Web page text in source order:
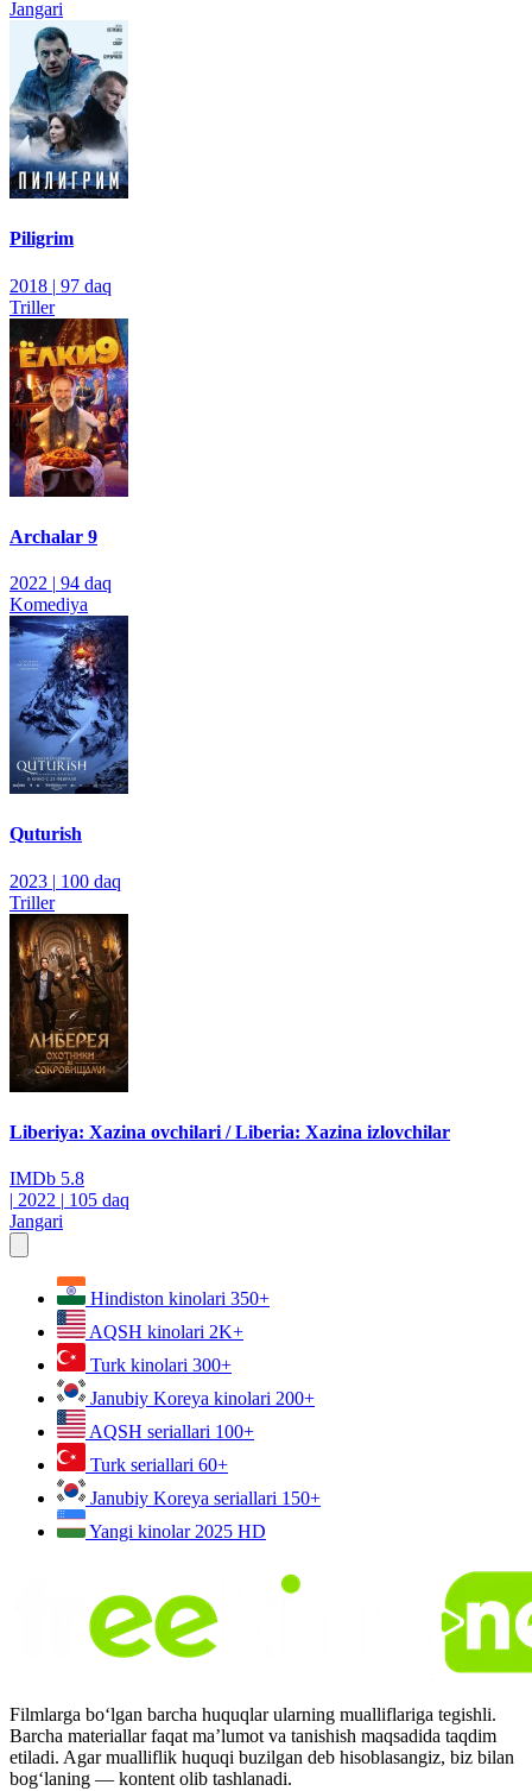
Jangari
Piligrim
2018 | 97 daq
Triller
Archalar 9
2022 | 94 daq
Komediya
Quturish
2023 | 100 daq
Triller
Liberiya: Xazina ovchilari / Liberia: Xazina izlovchilar
IMDb 5.8
| 2022 | 105 daq
Jangari
Hindiston kinolari 350+
AQSH kinolari 2K+
Turk kinolari 300+
Janubiy Koreya kinolari 200+
AQSH seriallari 100+
Turk seriallari 60+
Janubiy Koreya seriallari 150+
Yangi kinolar 2025 HD
Filmlarga bo‘lgan barcha huquqlar ularning mualliflariga tegishli.
Barcha materiallar faqat ma’lumot va tanishish maqsadida taqdim
etiladi. Agar mualliflik huquqi buzilgan deb hisoblasangiz, biz bilan
bog‘laning — kontent olib tashlanadi.